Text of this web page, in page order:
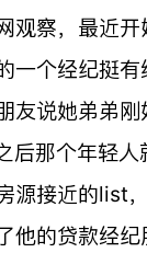
观察，最近开
一个经纪挺
友说她弟弟
那个年轻人
源接近的list
他的贷款经